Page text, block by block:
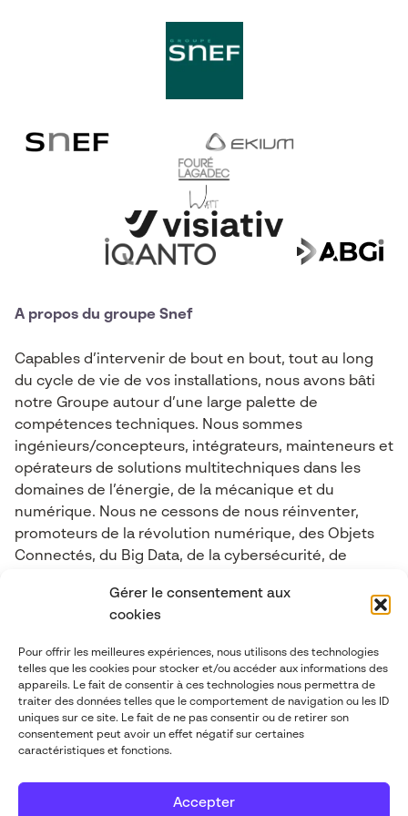
Gérer le consentement aux
cookies
Pour offrir les meilleures expériences, nous utilisons des technologies
telles que les cookies pour stocker et/ou accéder aux informations des
appareils. Le fait de consentir à ces technologies nous permettra de
traiter des données telles que le comportement de navigation ou les ID
uniques sur ce site. Le fait de ne pas consentir ou de retirer son
consentement peut avoir un effet négatif sur certaines
caractéristiques et fonctions.
Accepter
A propos du groupe Snef
Capables d’intervenir de bout en bout, tout au long
du cycle de vie de vos installations, nous avons bâti
notre Groupe autour d’une large palette de
compétences techniques. Nous sommes
ingénieurs/concepteurs, intégrateurs, mainteneurs et
opérateurs de solutions multitechniques dans les
domaines de l’énergie, de la mécanique et du
numérique. Nous ne cessons de nous réinventer,
promoteurs de la révolution numérique, des Objets
Connectés, du Big Data, de la cybersécurité, de
Réalité mixte.
Contactez-nous
contact@abgi-france.com
+33 4 78 92 40 00